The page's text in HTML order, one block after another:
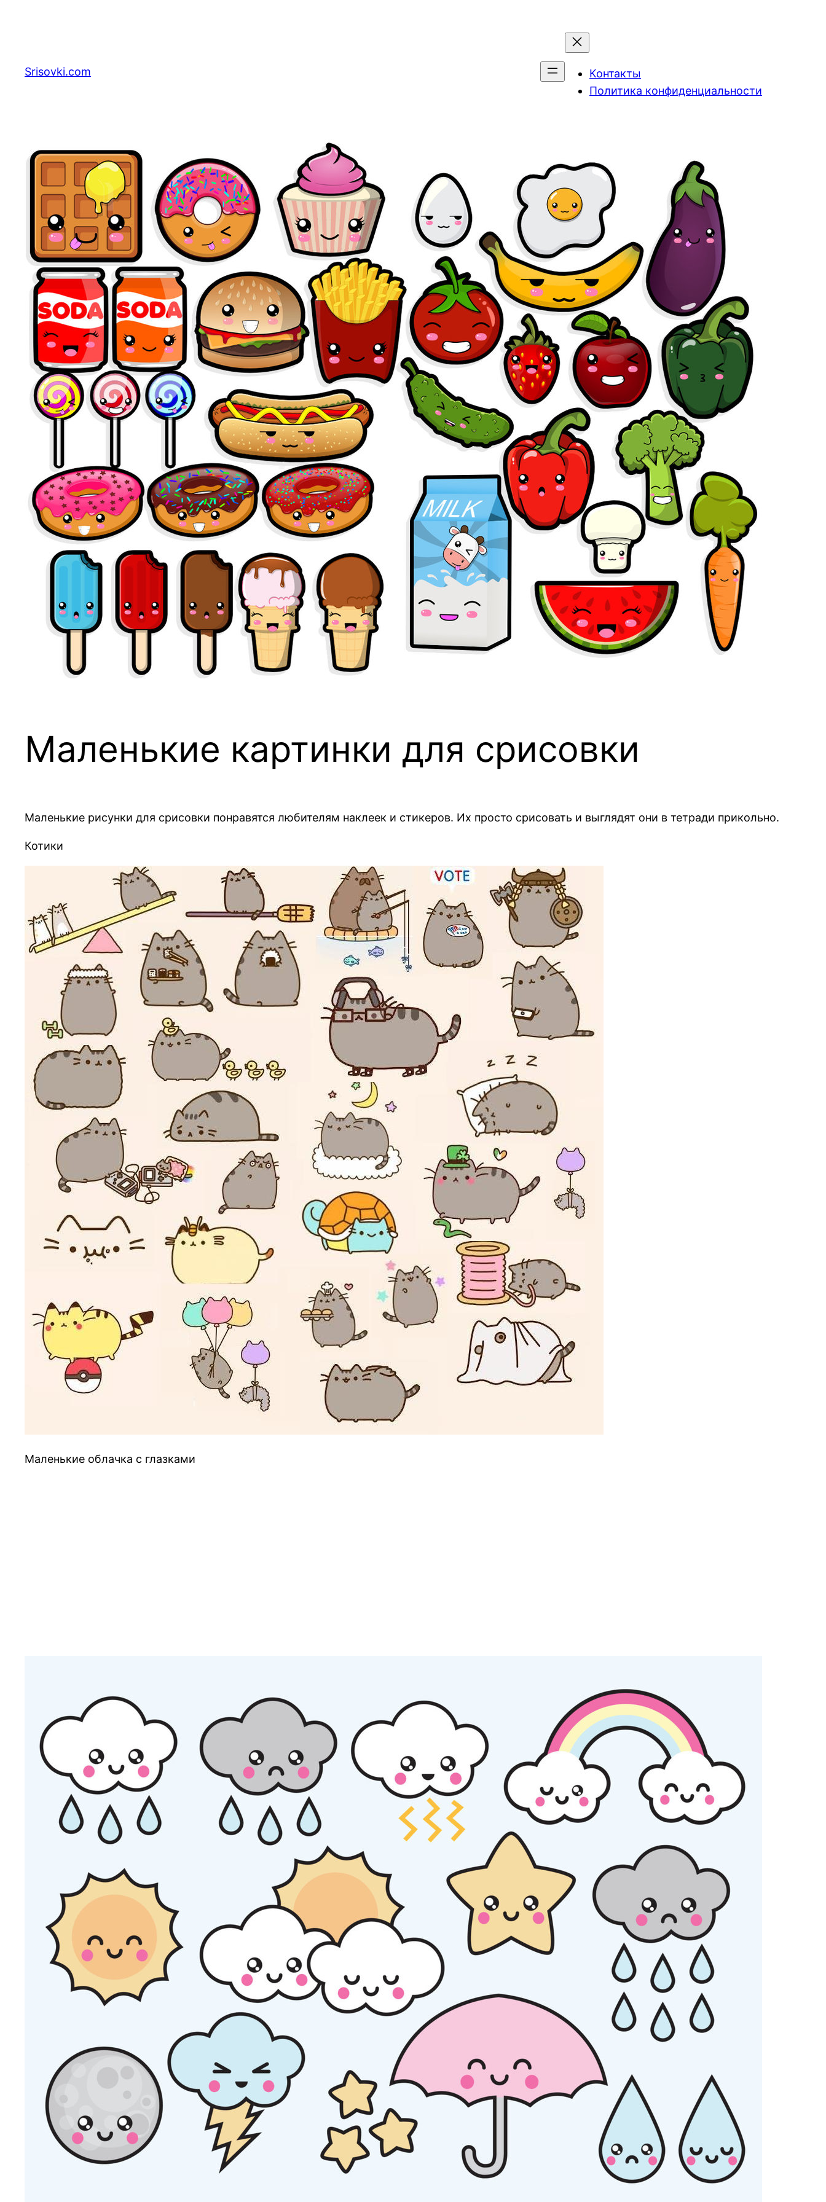
Srisovki.com
Контакты
Политика конфиденциальности
Маленькие картинки для срисовки
Маленькие рисунки для срисовки понравятся любителям наклеек и стикеров. Их просто срисовать и выглядят они в тетради прикольно.
Котики
Маленькие облачка с глазками